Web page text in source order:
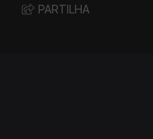
PARTILHA